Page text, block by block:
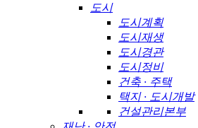
도시
도시계획
도시재생
도시경관
도시정비
건축 · 주택
택지 · 도시개발
건설관리본부